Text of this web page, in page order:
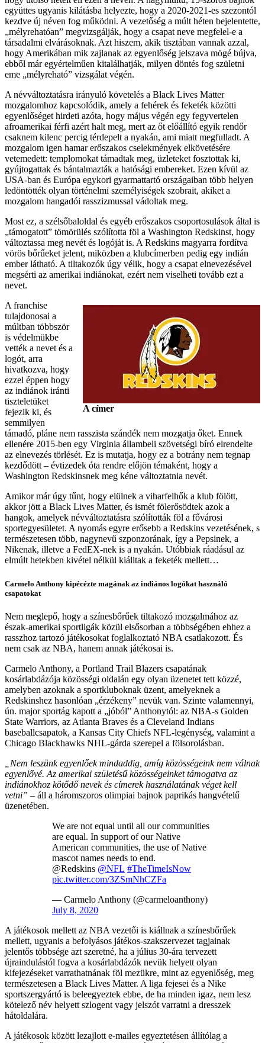
együttes ugyanis kilátásba helyezte, hogy a 2020-2021-es szezontól
kezdve új néven fog működni. A vezetőség a múlt héten bejelentette,
„mélyrehatóan” megvizsgálják, hogy a csapat neve megfelel-e a
társadalmi elvárásoknak. Azt hiszem, akik tisztában vannak azzal,
hogy Amerikában mik zajlanak az egyenlőség jelszava mögé bújva,
ebből már egyértelműen kitalálhatják, milyen döntés fog születni
eme „mélyreható” vizsgálat végén.
A névváltoztatásra irányuló követelés a Black Lives Matter
mozgalomhoz kapcsolódik, amely a fehérek és feketék közötti
egyenlőséget hirdeti azóta, hogy május végén egy fegyvertelen
afroamerikai férfi azért halt meg, mert az őt előállító egyik rendőr
csaknem kilenc percig térdepelt a nyakán, ami miatt megfulladt. A
mozgalom igen hamar erőszakos cselekmények elkövetésére
vetemedett: templomokat támadtak meg, üzleteket fosztottak ki,
gyújtogattak és bántalmazták a hatósági embereket. Ezen kívül az
USA-ban és Európa egykori gyarmattartó országaiban több helyen
ledöntötték olyan történelmi személyiségek szobrait, akiket a
mozgalom hangadói rasszizmussal vádoltak meg.
Most ez, a szélsőbaloldal és egyéb erőszakos csoportosulások által is
„támogatott” tömörülés szólította föl a Washington Redskinst, hogy
változtassa meg nevét és logóját is. A Redskins magyarra fordítva
vörös bőrűeket jelent, miközben a klubcímerben pedig egy indián
ember látható. A tiltakozók úgy vélik, hogy a csapat elnevezésével
megsérti az amerikai indiánokat, ezért nem viselheti tovább ezt a
nevet.
A címer
A franchise
tulajdonosai a
múltban többször
is védelmükbe
vették a nevet és a
logót, arra
hivatkozva, hogy
ezzel éppen hogy
az indiánok iránti
tiszteletüket
fejezik ki, és
semmilyen
támadó, pláne nem rasszista szándék nem mozgatja őket. Ennek
ellenére 2015-ben egy Virginia állambeli szövetségi bíró elrendelte
az elnevezés törlését. Ez is mutatja, hogy ez a botrány nem tegnap
kezdődött – évtizedek óta rendre előjön témaként, hogy a
Washington Redskinsnek meg kéne változtatnia nevét.
Amikor már úgy tűnt, hogy elülnek a viharfelhők a klub fölött,
akkor jött a Black Lives Matter, és ismét fölerősödtek azok a
hangok, amelyek névváltoztatásra szólították föl a fővárosi
sportegyesületet. A nyomás egyre erősebb a Redskins vezetésének, s
természetesen több, nagynevű szponzorának, így a Pepsinek, a
Nikenak, illetve a FedEX-nek is a nyakán. Utóbbiak ráadásul az
elmúlt hetekben kivétel nélkül kiálltak a feketék mellett…
Carmelo Anthony kipécézte magának az indiános logókat használó
csapatokat
Nem meglepő, hogy a színesbőrűek tiltakozó mozgalmához az
észak-amerikai sportligák közül elsősorban a többségében ehhez a
rasszhoz tartozó játékosokat foglalkoztató NBA csatlakozott. És
nem csak az NBA, hanem annak játékosai is.
Carmelo Anthony, a Portland Trail Blazers csapatának
kosárlabdázója közösségi oldalán egy olyan üzenetet tett közzé,
amelyben azoknak a sportkluboknak üzent, amelyeknek a
Redskinshez hasonlóan „érzékeny” nevük van. Szinte valamennyi,
ún. major sportág kapott a „jóból” Anthonytól: az NBA-s Golden
State Warriors, az Atlanta Braves és a Cleveland Indians
baseballcsapatok, a Kansas City Chiefs NFL-legénység, valamint a
Chicago Blackhawks NHL-gárda szerepel a fölsorolásban.
„Nem leszünk egyenlőek mindaddig, amíg közösségeink nem válnak
egyenlővé. Az amerikai születésű közösségeinket támogatva az
indiánokhoz kötődő nevek és címerek használatának véget kell
vetni” – áll a háromszoros olimpiai bajnok paprikás hangvételű
üzenetében.
We are not equal until all our communities
are equal. In support of our Native
American communities, the use of Native
mascot names needs to end.
@Redskins @NFL #TheTimeIsNow
pic.twitter.com/3ZSmNhCZFa
— Carmelo Anthony (@carmeloanthony)
July 8, 2020
A játékosok mellett az NBA vezetői is kiállnak a színesbőrűek
mellett, ugyanis a befolyásos játékos-szakszervezet tagjainak
jelentős többsége azt szeretné, ha a július 30-ára tervezett
újraindulástól fogva a kosárlabdázók nevük helyett olyan
kifejezéseket varrathatnának föl mezükre, mint az egyenlőség, meg
természetesen a Black Lives Matter. A liga fejesei és a Nike
sportszergyártó is beleegyeztek ebbe, de ha minden igaz, nem lesz
kötelező név helyett szlogent vagy jelszót varratni a dresszek
hátoldalára.
A játékosok között lezajlott e-mailes egyeztetésen állítólag a